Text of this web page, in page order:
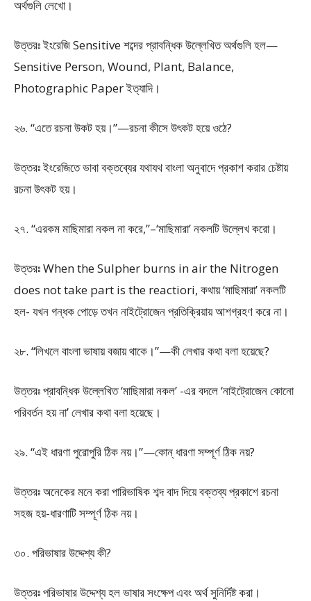
অর্থগুলি লেখো।
উত্তরঃ ইংরেজি Sensitive শব্দের প্রাবন্ধিক উল্লেখিত অর্থগুলি হল—
Sensitive Person, Wound, Plant, Balance,
Photographic Paper ইত্যাদি।
২৬. “এতে রচনা উকট হয়।”—রচনা কীসে উৎকট হয়ে ওঠে?
উত্তরঃ ইংরেজিতে ভাবা বক্তব্যের যথাযথ বাংলা অনুবাদে প্রকাশ করার চেষ্টায়
রচনা উৎকট হয়।
২৭. “এরকম মাছিমারা নকল না করে,”–‘মাছিমারা’ নকলটি উল্লেখ করো।
উত্তরঃ When the Sulpher burns in air the Nitrogen
does not take part is the reactiori, কথায় ‘মাছিমারা’ নকলটি
হল- যখন গন্ধক পোড়ে তখন নাইট্রোজেন প্রতিক্রিয়ায় আশগ্রহণ করে না।
২৮. “লিখলে বাংলা ভাষায় বজায় থাকে।”—কী লেখার কথা বলা হয়েছে?
উত্তরঃ প্রাবন্ধিক উল্লেখিত ‘মাছিমারা নকল’ -এর বদলে ‘নাইট্রোজেন কোনো
পরিবর্তন হয় না’ লেখার কথা বলা হয়েছে।
২৯. “এই ধারণা পুরোপুরি ঠিক নয়।”—কোন্ ধারণা সম্পূর্ণ ঠিক নয়?
উত্তরঃ অনেকের মনে করা পারিভাষিক শব্দ বাদ দিয়ে বক্তব্য প্রকাশে রচনা
সহজ হয়-ধারণাটি সম্পূর্ণ ঠিক নয়।
৩০. পরিভাষার উদ্দেশ্য কী?
উত্তরঃ পরিভাষার উদ্দেশ্য হল ভাষার সংক্ষেপ এবং অর্থ সুনির্দিষ্ট করা।